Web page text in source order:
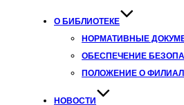
О БИБЛИОТЕКЕ
НОРМАТИВНЫЕ
ОБЕСПЕЧЕНИЕ
ПОЛОЖЕНИЕ О
НОВОСТИ